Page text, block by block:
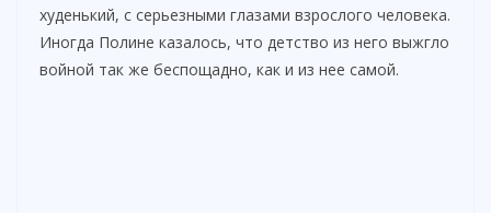
худенький, с серьезными глазами взрослого человека.
Иногда Полине казалось, что детство из него выжгло
войной так же беспощадно, как и из нее самой.